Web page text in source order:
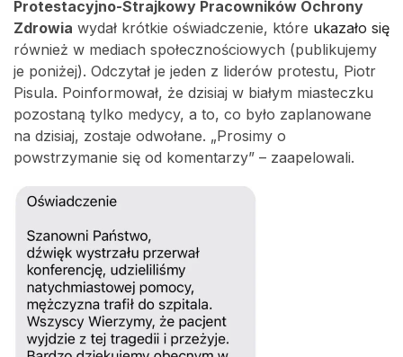
Protestacyjno-Strajkowy Pracowników Ochrony
Zdrowia wydał krótkie oświadczenie, które ukazało się
również w mediach społecznościowych (publikujemy
je poniżej). Odczytał je jeden z liderów protestu, Piotr
Pisula. Poinformował, że dzisiaj w białym miasteczku
pozostaną tylko medycy, a to, co było zaplanowane
na dzisiaj, zostaje odwołane. „Prosimy o
powstrzymanie się od komentarzy” – zaapelowali.